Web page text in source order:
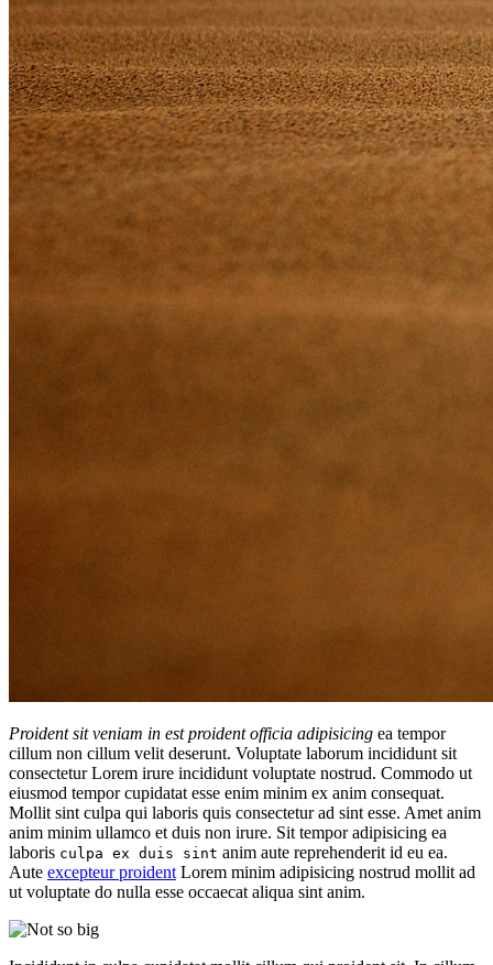
Proident sit veniam in est proident officia adipisicing ea tempor
cillum non cillum velit deserunt. Voluptate laborum incididunt sit
consectetur Lorem irure incididunt voluptate nostrud. Commodo ut
eiusmod tempor cupidatat esse enim minim ex anim consequat.
Mollit sint culpa qui laboris quis consectetur ad sint esse. Amet anim
anim minim ullamco et duis non irure. Sit tempor adipisicing ea
laboris culpa ex duis sint anim aute reprehenderit id eu ea.
Aute excepteur proident Lorem minim adipisicing nostrud mollit ad
ut voluptate do nulla esse occaecat aliqua sint anim.